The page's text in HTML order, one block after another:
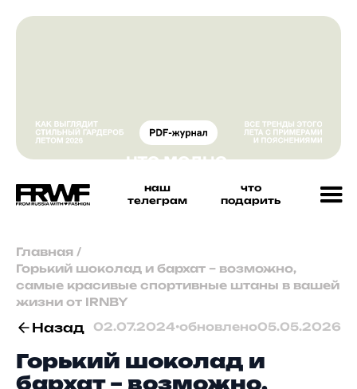
наш
телеграм
что
подарить
Главная /
Горький шоколад и бархат – возможно,
самые красивые спортивные штаны в вашей
жизни от IRNBY
Назад 02.07.2024•обновлено05.05.2026
Горький шоколад и
бархат – возможно,